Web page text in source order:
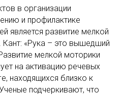
в организации
и профилактике
является развитие мелкой
«Рука – это вышедший
мелкой моторики
на активацию речевых
находящихся близко к
подчеркивают, что